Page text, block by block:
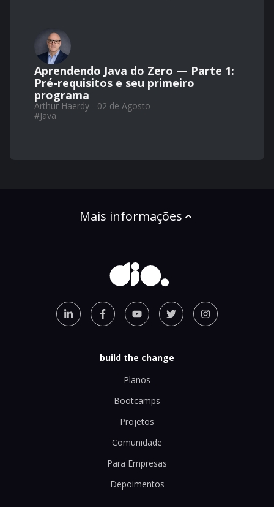
Aprendendo Java do Zero — Parte 1:
Pré-requisitos e seu primeiro
programa
Arthur Haerdy - 02 de Agosto
#Java
Mais informações
build the change
Planos
Bootcamps
Projetos
Comunidade
Para Empresas
Depoimentos